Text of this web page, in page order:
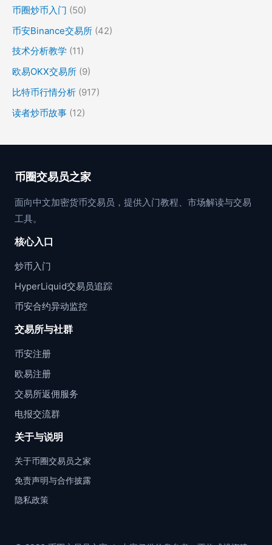
币圈炒币入门 (50)
币安Binance交易所 (42)
技术分析教学 (11)
欧易OKX交易所 (9)
比特币行情分析 (917)
读者炒币故事 (12)
币圈交易员之家
面向中文加密货币交易员，提供入门教程、市场解读与交易
工具。
核心入口
炒币入门
HyperLiquid交易员追踪
币安合约异动监控
交易所与社群
币安注册
欧易注册
交易所返佣服务
电报交流群
关于与说明
关于币圈交易员之家
免责声明与合作披露
隐私政策